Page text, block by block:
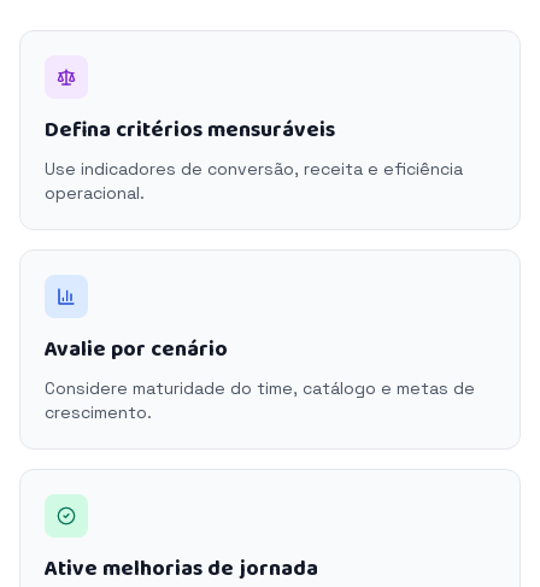
Defina critérios mensuráveis
Use indicadores de conversão, receita e eficiência
operacional.
Avalie por cenário
Considere maturidade do time, catálogo e metas de
crescimento.
Ative melhorias de jornada